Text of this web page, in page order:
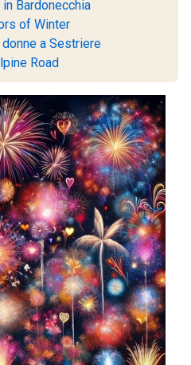
Bardonecchia
of Winter
a Sestriere
Road